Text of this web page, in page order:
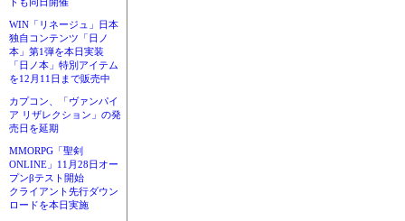
WIN「リネージュ」日本
独自コンテンツ「日ノ
本」第1弾を本日実装
「日ノ本」特別アイテム
を12月11日まで販売中
カプコン、「ヴァンパイ
ア リザレクション」の発
売日を延期
MMORPG「聖剣
ONLINE」11月28日オー
プンβテスト開始
クライアント先行ダウン
ロードを本日実施